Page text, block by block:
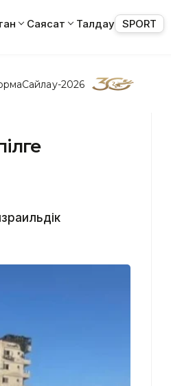
Саясат Талдау SPORT
Сайлау-2026